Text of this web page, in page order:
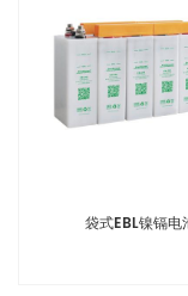
袋式EBL镍镉电